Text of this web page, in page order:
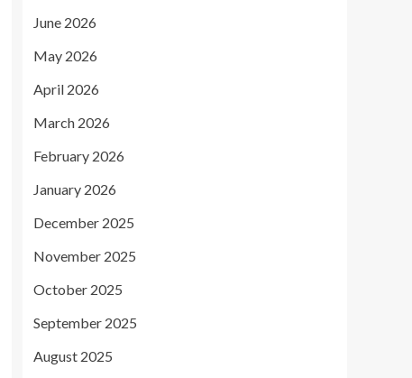
June 2026
May 2026
April 2026
March 2026
February 2026
January 2026
December 2025
November 2025
October 2025
September 2025
August 2025